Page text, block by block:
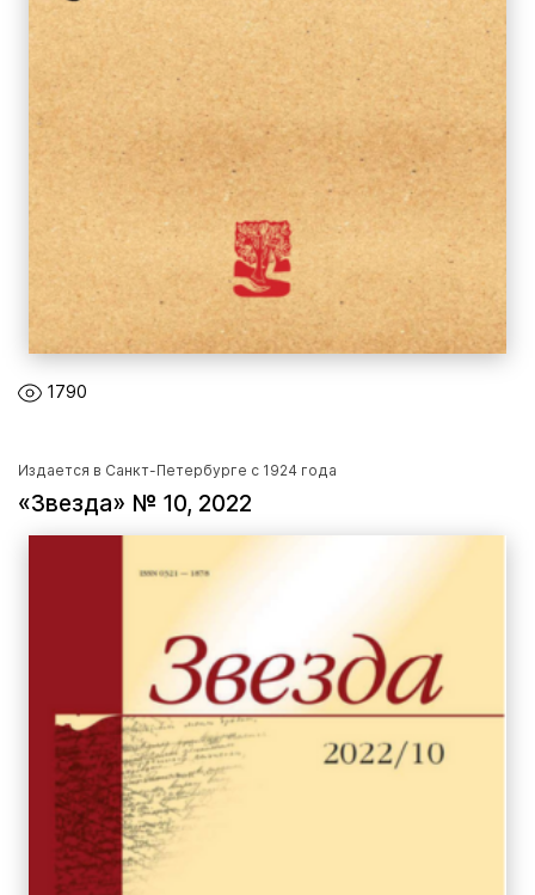
1790
Издается в Санкт-Петербурге с 1924 года
«Звезда» № 10, 2022